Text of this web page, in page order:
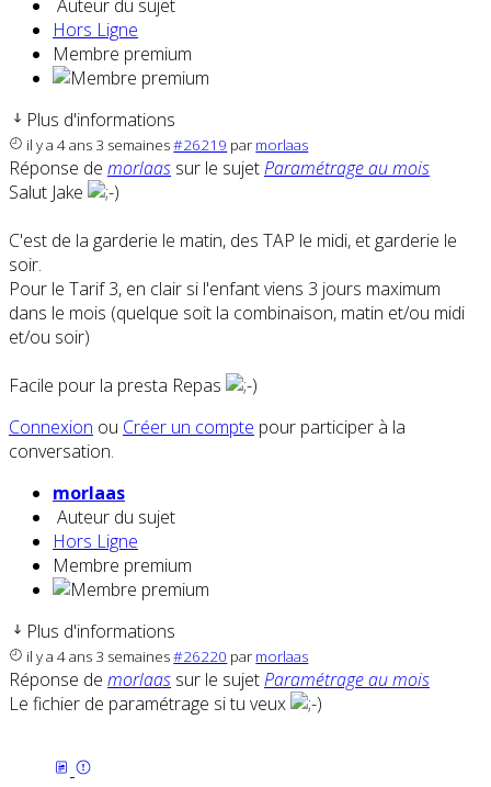
Auteur du sujet
Hors Ligne
Membre premium
Plus d'informations
il y a 4 ans 3 semaines#26219 par morlaas
Réponse de morlaas sur le sujetParamétrage au mois
Salut Jake
C'est de la garderie le matin, des TAP le midi, et garderie le
soir.
Pour le Tarif 3, en clair si l'enfant viens 3 jours maximum
dans le mois (quelque soit la combinaison, matin et/ou midi
et/ou soir)
Facile pour la presta Repas
Connexion ou Créer un compte pour participer à la
conversation.
morlaas
Auteur du sujet
Hors Ligne
Membre premium
Plus d'informations
il y a 4 ans 3 semaines#26220 par morlaas
Réponse de morlaas sur le sujetParamétrage au mois
Le fichier de paramétrage si tu veux